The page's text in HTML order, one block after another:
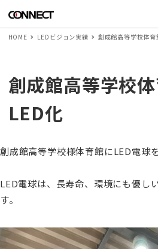
HOME LEDビジョン実績 創成館高等学校体
創成館高等学校
LED化
創成館高等学校様体育館にLED電球
LED電球は、長寿命、環境にも優し
す。